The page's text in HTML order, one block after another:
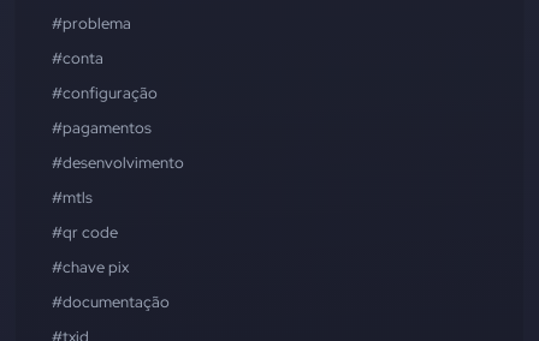
#problema
#conta
#configuração
#pagamentos
#desenvolvimento
#mtls
#qr code
#chave pix
#documentação
#txid